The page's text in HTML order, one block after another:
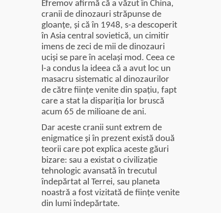
maestra
negre
Ana Maria
Elena
Efremov afirmă că a văzut în China,
cranii de dinozauri străpunse de
gloanţe, şi că în 1948, s-a descoperit
în Asia central sovietică, un cimitir
imens de zeci de mii de dinozauri
ucişi se pare în acelaşi mod. Ceea ce
l-a condus la ideea că a avut loc un
masacru sistematic al dinozaurilor
de către fiinţe venite din spaţiu, fapt
care a stat la dispariţia lor bruscă
acum 65 de milioane de ani.
Dar aceste cranii sunt extrem de
enigmatice şi în prezent există două
teorii care pot explica aceste găuri
bizare: sau a existat o civilizaţie
tehnologic avansată în trecutul
îndepărtat al Terrei, sau planeta
noastră a fost vizitată de fiinţe venite
din lumi îndepărtate.